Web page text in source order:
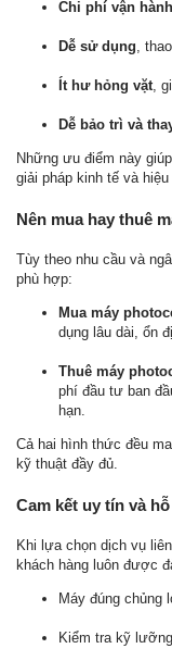
Chi phí vận
Dễ sử dụng,
Ít hư hỏng vặt,
Dễ bảo trì và
Những ưu điểm này giúp
giải pháp kinh tế và
Nên mua hay thuê
Tùy theo nhu cầu và
phù hợp:
Mua máy
dụng lâu dài, ổn
Thuê máy
phí đầu tư ban
hạn.
Cả hai hình thức đều
kỹ thuật đầy đủ.
Cam kết uy tín và
Khi lựa chọn dịch vụ
khách hàng luôn được
Máy đúng chủng
Kiểm tra kỹ